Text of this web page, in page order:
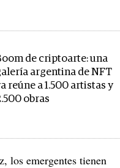
de criptoarte: una
argentina de NFT
reúne a 1.500 artistas y
obras
los emergentes tienen